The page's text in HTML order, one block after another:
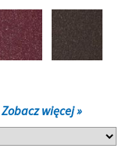
Zobacz więcej »